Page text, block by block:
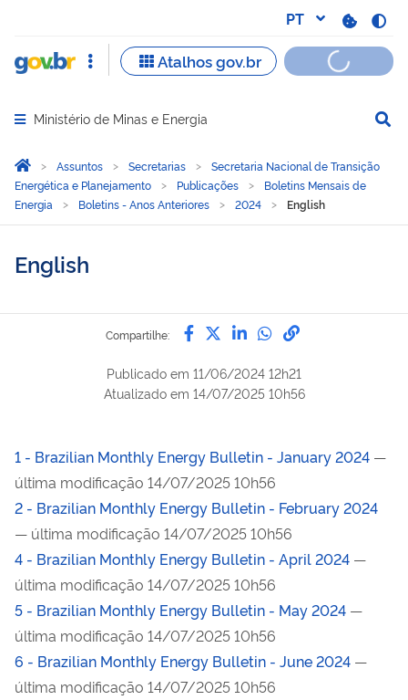
Abrir menu principal de navegação
Ministério de Minas e Energia
Você está aqui:
Página Inicial
Assuntos Secretarias
Secretaria Nacional de Transição
Energética e Planejamento
Publicações
Boletins Mensais de
Energia
Boletins - Anos Anteriores 2024 English
English
Compartilhe: Compartilhe por Facebook
Compartilhe por Twitter
Compartilhe por
Compartilhe
link para
Publicado em 11/06/2024 12h21
Atualizado em 14/07/2025 10h56
1 - Brazilian Monthly Energy Bulletin - January 2024 —
última modificação 14/07/2025 10h56
2 - Brazilian Monthly Energy Bulletin - February 2024
— última modificação 14/07/2025 10h56
4 - Brazilian Monthly Energy Bulletin - April 2024 —
última modificação 14/07/2025 10h56
5 - Brazilian Monthly Energy Bulletin - May 2024 —
última modificação 14/07/2025 10h56
6 - Brazilian Monthly Energy Bulletin - June 2024 —
última modificação 14/07/2025 10h56